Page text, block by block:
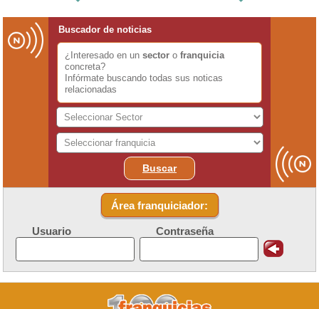
Buscador de noticias
¿Interesado en un sector o franquicia
concreta?
Infórmate buscando todas sus noticas
relacionadas
Buscar
Área franquiciador:
Usuario Contraseña